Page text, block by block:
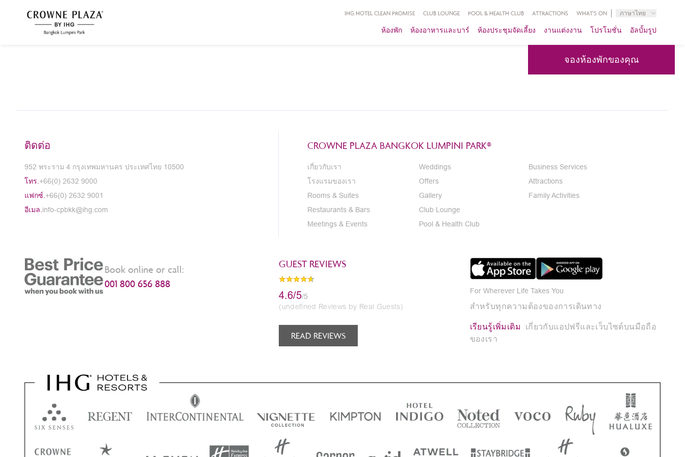
IHG HOTEL CLEAN PROMISE CLUB LOUNGE POOL & HEALTH CLUB ATTRACTIONS WHAT'S ON ภาษาไทย
ห้องพัก ห้องอาหารและบาร์ ห้องประชุมจัดเลี้ยง งานแต่งงาน โปรโมชั่น อัลบั้มรูป
จองห้องพักของคุณ
ติดต่อ
952 พระราม 4 กรุงเทพมหานคร ประเทศไทย 10500
โทร. +66(0) 2632 9000
แฟกซ์. +66(0) 2632 9001
อีเมล. info-cpbkk@ihg.com
CROWNE PLAZA BANGKOK LUMPINI PARK®
เกี่ยวกับเรา
โรงแรมของเรา
Rooms & Suites
Restaurants & Bars
Meetings & Events
Weddings
Offers
Gallery
Club Lounge
Pool & Health Club
Business Services
Attractions
Family Activities
Book online or call:
001 800 656 888
GUEST REVIEWS
4.6/5/5
(undefined Reviews by Real Guests)
READ REVIEWS
For Wherever Life Takes You
สำหรับทุกความต้องของการเดินทาง
เรียนรู้เพิ่มเติม
เกี่ยวกับแอปฟรีและเว็บไซต์บนมือถือ
ของเรา